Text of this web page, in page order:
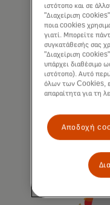
για τον
Το
Government
μια λύση
εθνικούς και
να μπορούν
κοινωνικά
ιστότοπο και σε
"Διαχείριση
ποια cookies
γιατί. Μπορείτε
συγκατάθεσής σας
"Διαχείριση
υπάρχει διαθέσιμο
ιστότοπο). Αυτό
όλων των Cookies,
απαραίτητα για τη
Αποδοχή